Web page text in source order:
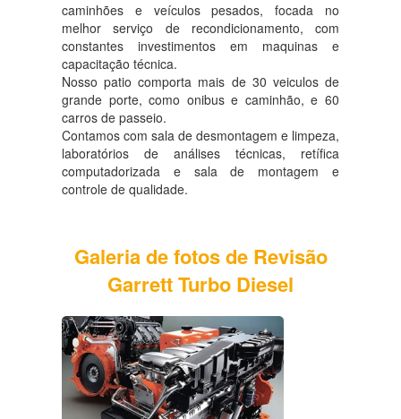
caminhões e veículos pesados, focada no
melhor serviço de recondicionamento, com
constantes investimentos em maquinas e
capacitação técnica.
Nosso patio comporta mais de 30 veiculos de
grande porte, como onibus e caminhão, e 60
carros de passeio.
Contamos com sala de desmontagem e limpeza,
laboratórios de análises técnicas, retífica
computadorizada e sala de montagem e
controle de qualidade.
Galeria de fotos de Revisão
Garrett Turbo Diesel